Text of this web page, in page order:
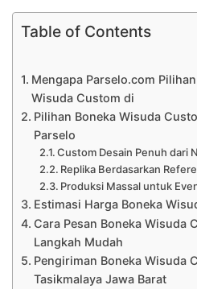
Table of Contents
Mengapa Parselo.com
Wisuda Custom di
Pilihan Boneka Wisuda
Parselo
Custom Desain Penuh dari
Replika Berdasarkan
Produksi Massal untuk
Estimasi Harga Boneka
Cara Pesan Boneka Wisuda
Langkah Mudah
Pengiriman Boneka Wisuda
Tasikmalaya Jawa Barat